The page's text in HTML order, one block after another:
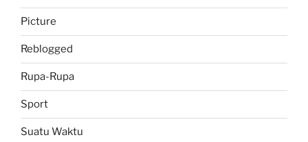
Picture
Reblogged
Rupa-Rupa
Sport
Suatu Waktu